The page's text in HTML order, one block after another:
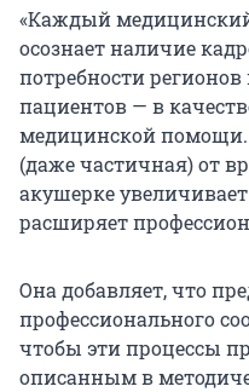
«Каждый
осознает наличие
потребности регионов
пациентов — в
медицинской помощи.
(даже частичная) от
акушерке
расширяет
Она добавляет, что
профессионального
чтобы эти процессы
описанным в